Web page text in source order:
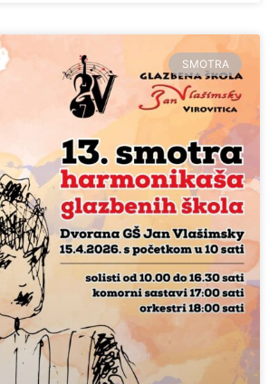
SMOTRA